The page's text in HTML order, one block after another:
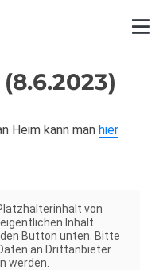
Heim kann manhier
von
eigentlichen Inhalt
Button unten. Bitte
an Drittanbieter
werden.